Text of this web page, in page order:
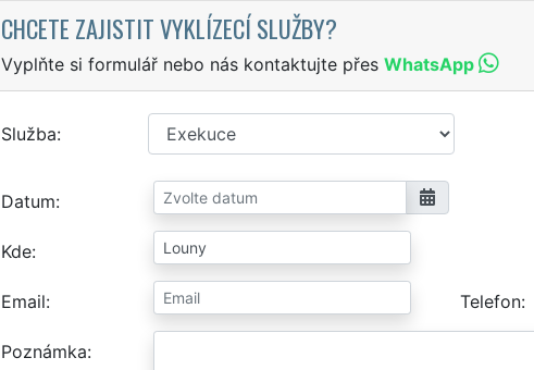
CHCETE ZAJISTIT VYKLÍZECÍ SLUŽBY?
Vyplňte si formulář nebo nás kontaktujte přes WhatsApp
Služba
Datum
Kde
Email Telefon
Poznámka